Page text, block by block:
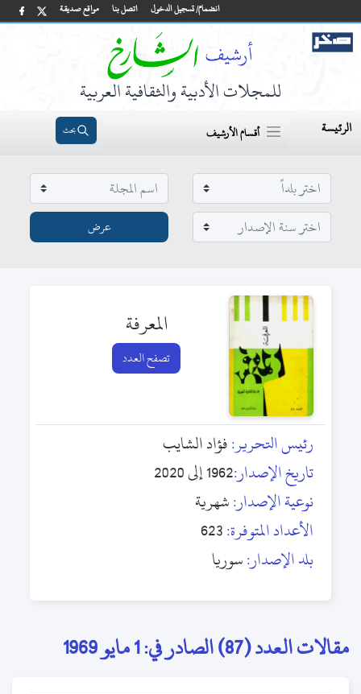
مواقع صديقة اتصل بنا انضمام/ تسجيل الدخول
للمجلات الأدبية والثقافية العربية
الرئيسة أقسام الأرشيف بحث
المعرفة
تصفح العدد
رئيس التحرير:فؤاد الشايب
تاريخ الإصدار:1962 إلى 2020
نوعية الإصدار:شهرية
الأعداد المتوفرة:623
بلد الإصدار:سوريا
مقالات العدد (87) الصادر في: 1 مايو 1969